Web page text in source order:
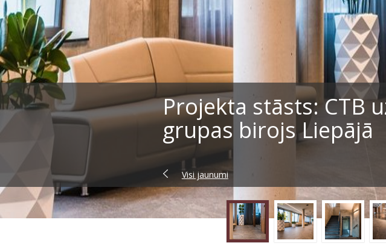
Projekta stāsts: CTB
grupas birojs Liepājā
Visi jaunumi